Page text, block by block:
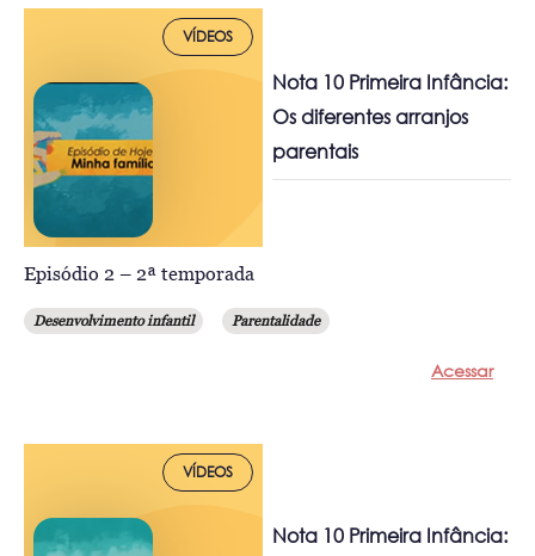
VÍDEOS
Nota 10 Primeira Infância:
Os diferentes arranjos
parentais
Episódio 2 – 2ª temporada
Desenvolvimento infantil Parentalidade
Acessar
VÍDEOS
Nota 10 Primeira Infância: